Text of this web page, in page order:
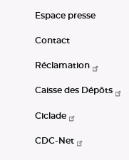
Espace presse
Contact
Réclamation
Caisse des Dépôts
Ciclade
CDC-Net